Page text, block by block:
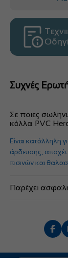
Συχνές
Σε ποιες
κόλλα PVC
Είναι κατάλληλη
άρδευσης,
πισινών και
Παρέχει
απαιτητικές